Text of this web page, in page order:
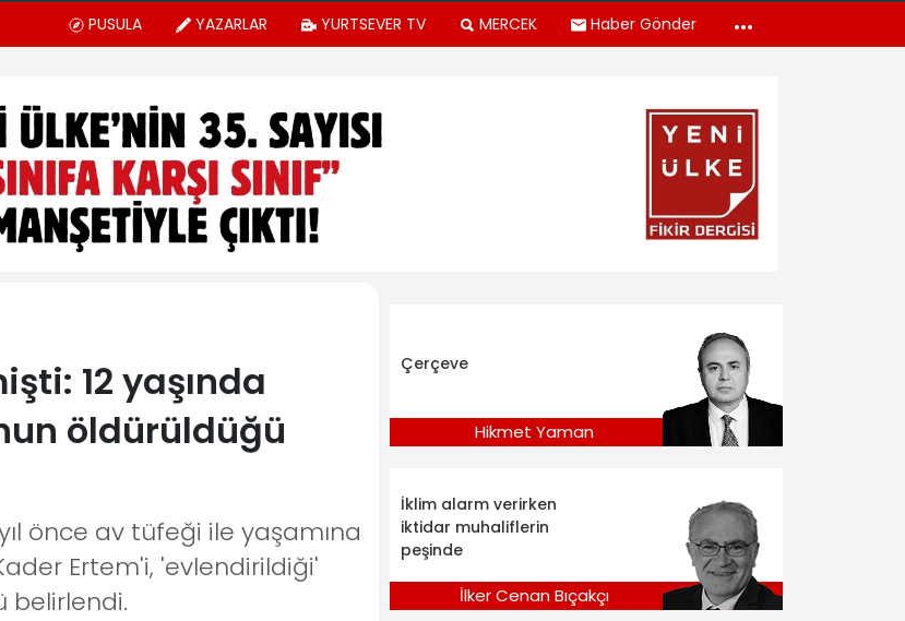
PUSULA YAZARLAR YURTSEVER TV MERCEK Haber Gönder
12 yaşında
öldürüldüğü
önce av tüfeği ile yaşamına
Ertem'i, 'evlendirildiği'
belirlendi.
Çerçeve
Hikmet Yaman
İklim alarm verirken
iktidar muhaliflerin
peşinde
İlker Cenan Bıçakçı